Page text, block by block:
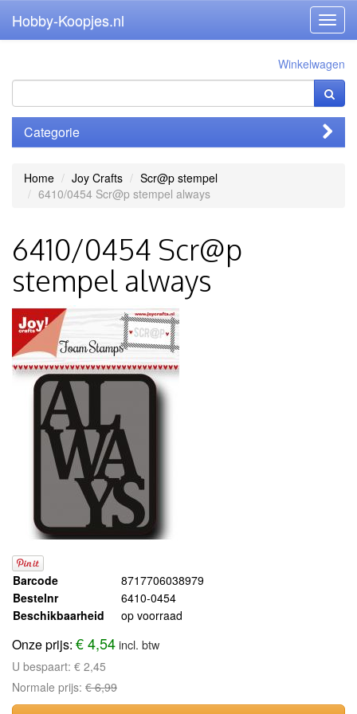
Hobby-Koopjes.nl
Winkelwagen
Categorie
Home Joy Crafts
Scr@p stempel
6410/0454 Scr@p stempel always
6410/0454 Scr@p
stempel always
Barcode
8717706038979
Bestelnr
6410-0454
Beschikbaarheid
op voorraad
Onze prijs: € 4,54incl. btw
U bespaart: € 2,45
Normale prijs: € 6,99